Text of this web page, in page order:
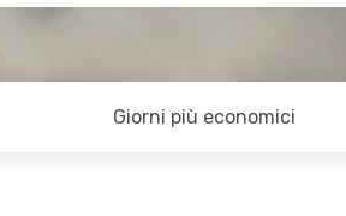
Giorni più economici